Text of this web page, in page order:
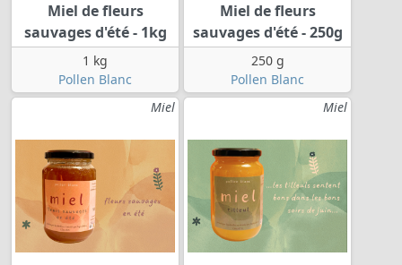
Miel de fleurs
sauvages d'été - 1kg
1 kg
Pollen Blanc
Miel de fleurs
sauvages d'été - 250g
250 g
Pollen Blanc
Miel
Miel